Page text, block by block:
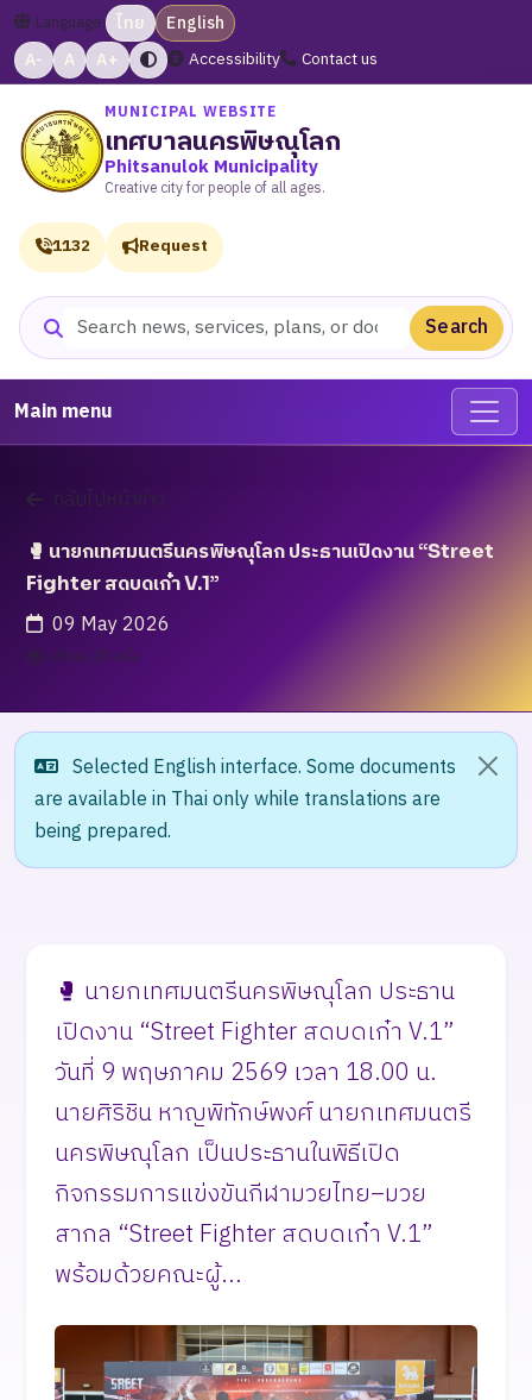
Language: ไทย
English
A-
A A+ Accessibility Contact us
MUNICIPAL WEBSITE
เทศบาลนครพิษณุโลก
Phitsanulok Municipality
Creative city for people of all ages.
Search website Search
1132 Request
Main menu
กลับไปหน้าข่าว
🥊 นายกเทศมนตรีนครพิษณุโลก ประธานเปิดงาน “Street
Fighter สดบดเก๋า V.1”
09 May 2026
เข้าชม 20 ครั้ง
Selected English interface. Some documents
are available in Thai only while translations are
being prepared.
🥊 นายกเทศมนตรีนครพิษณุโลก ประธาน
เปิดงาน “Street Fighter สดบดเก๋า V.1”
วันที่ 9 พฤษภาคม 2569 เวลา 18.00 น.
นายศิริชิน หาญพิทักษ์พงศ์ นายกเทศมนตรี
นครพิษณุโลก เป็นประธานในพิธีเปิด
กิจกรรมการแข่งขันกีฬามวยไทย–มวย
สากล “Street Fighter สดบดเก๋า V.1”
พร้อมด้วยคณะผู้...